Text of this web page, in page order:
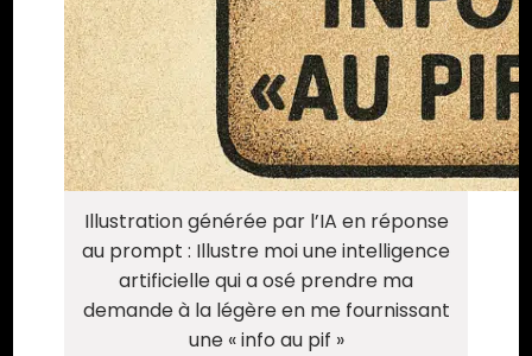
Illustration générée par l’IA en réponse
au prompt : Illustre moi une intelligence
artificielle qui a osé prendre ma
demande à la légère en me fournissant
une « info au pif »